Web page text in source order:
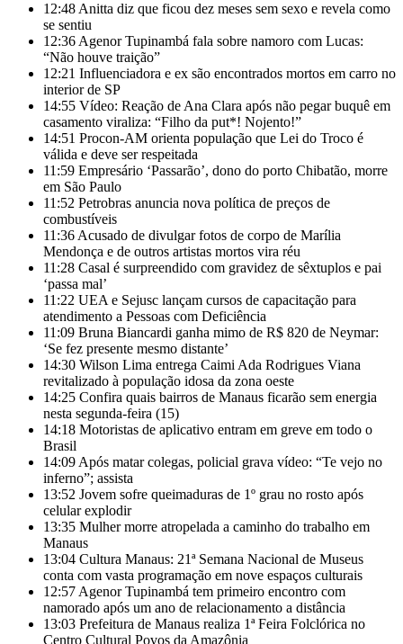
12:48 Anitta diz que ficou dez meses sem sexo e revela como
se sentiu
12:36 Agenor Tupinambá fala sobre namoro com Lucas:
“Não houve traição”
12:21 Influenciadora e ex são encontrados mortos em carro no
interior de SP
14:55 Vídeo: Reação de Ana Clara após não pegar buquê em
casamento viraliza: “Filho da put*! Nojento!”
14:51 Procon-AM orienta população que Lei do Troco é
válida e deve ser respeitada
11:59 Empresário ‘Passarão’, dono do porto Chibatão, morre
em São Paulo
11:52 Petrobras anuncia nova política de preços de
combustíveis
11:36 Acusado de divulgar fotos de corpo de Marília
Mendonça e de outros artistas mortos vira réu
11:28 Casal é surpreendido com gravidez de sêxtuplos e pai
‘passa mal’
11:22 UEA e Sejusc lançam cursos de capacitação para
atendimento a Pessoas com Deficiência
11:09 Bruna Biancardi ganha mimo de R$ 820 de Neymar:
‘Se fez presente mesmo distante’
14:30 Wilson Lima entrega Caimi Ada Rodrigues Viana
revitalizado à população idosa da zona oeste
14:25 Confira quais bairros de Manaus ficarão sem energia
nesta segunda-feira (15)
14:18 Motoristas de aplicativo entram em greve em todo o
Brasil
14:09 Após matar colegas, policial grava vídeo: “Te vejo no
inferno”; assista
13:52 Jovem sofre queimaduras de 1º grau no rosto após
celular explodir
13:35 Mulher morre atropelada a caminho do trabalho em
Manaus
13:04 Cultura Manaus: 21ª Semana Nacional de Museus
conta com vasta programação em nove espaços culturais
12:57 Agenor Tupinambá tem primeiro encontro com
namorado após um ano de relacionamento a distância
13:03 Prefeitura de Manaus realiza 1ª Feira Folclórica no
Centro Cultural Povos da Amazônia